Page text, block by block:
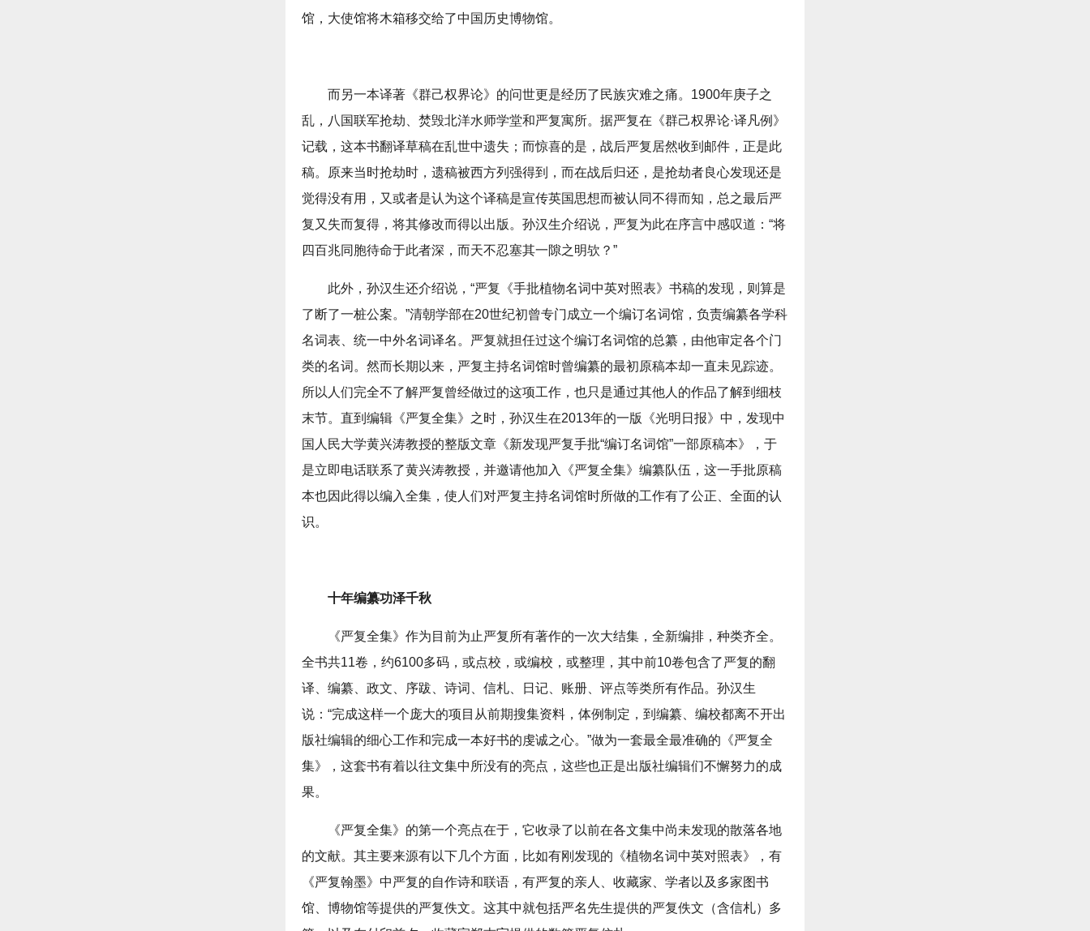
馆，大使馆将木箱移交给了中国历史博物馆。
而另一本译著《群己权界论》的问世更是经历了民族灾难之痛。 1900年庚子之
乱，八国联军抢劫、焚毁北洋水师学堂和严复寓所。 据严复在《群己权界论·译凡例》
记载，这本书翻译草稿在乱世中遗失；而惊喜的是，战后严复居然收到邮件，正是此
稿。原来当时抢劫时，遗稿被西方列强得到，而在战后归还，是抢劫者良心发现还是
觉得没有用，又或者是认为这个译稿是宣传英国思想而被认同不得而知，总之最后严
复又失而复得，将其修改而得以出版。孙汉生介绍说，严复为此在序言中感叹道：“将
四百兆同胞待命于此者深，而天不忍塞其一隙之明欤？”
此外，孙汉生还介绍说，“严复《手批植物名词中英对照表》书稿的发现，则算是
了断了一桩公案。”清朝学部在20世纪初曾专门成立一个编订名词馆，负责编纂各学科
名词表、统一中外名词译名。严复就担任过这个编订名词馆的总纂，由他审定各个门
类的名词。然而长期以来，严复主持名词馆时曾编纂的最初原稿本却一直未见踪迹。
所以人们完全不了解严复曾经做过的这项工作，也只是通过其他人的作品了解到细枝
末节。直到编辑《严复全集》之时，孙汉生在2013年的一版《光明日报》中，发现中
国人民大学黄兴涛教授的整版文章《新发现严复手批“编订名词馆”一部原稿本》，于
是立即电话联系了黄兴涛教授，并邀请他加入《严复全集》编纂队伍，这一手批原稿
本也因此得以编入全集，使人们对严复主持名词馆时所做的工作有了公正、全面的认
识。
十年编纂功泽千秋
《严复全集》作为目前为止严复所有著作的一次大结集，全新编排，种类齐全。
全书共11卷，约6100多码，或点校，或编校，或整理，其中前10卷包含了严复的翻
译、编纂、政文、序跋、诗词、信札、日记、账册、评点等类所有作品。孙汉生
说：“完成这样一个庞大的项目从前期搜集资料，体例制定，到编纂、编校都离不开出
版社编辑的细心工作和完成一本好书的虔诚之心。”做为一套最全最准确的《严复全
集》，这套书有着以往文集中所没有的亮点，这些也正是出版社编辑们不懈努力的成
果。
《严复全集》的第一个亮点在于，它收录了以前在各文集中尚未发现的散落各地
的文献。其主要来源有以下几个方面，比如有刚发现的《植物名词中英对照表》，有
《严复翰墨》中严复的自作诗和联语，有严复的亲人、收藏家、学者以及多家图书
馆、博物馆等提供的严复佚文。这其中就包括严名先生提供的严复佚文（含信札）多